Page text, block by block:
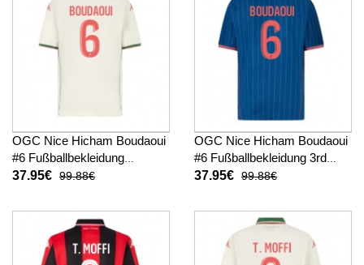
OGC Nice Hicham Boudaoui
#6 Fußballbekleidung
Auswärtstrikot 2025-26
37.95€ 99.88€
OGC Nice Hicham Boudaoui
#6 Fußballbekleidung 3rd
trikot 2025-26 Kurzarm
37.95€ 99.88€